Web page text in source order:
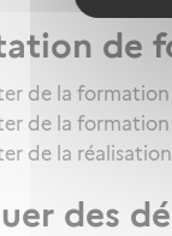
de
de la
de la
de la
des